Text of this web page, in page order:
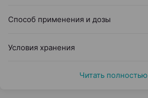
Способ применения и дозы
Условия хранения
Читать полностью